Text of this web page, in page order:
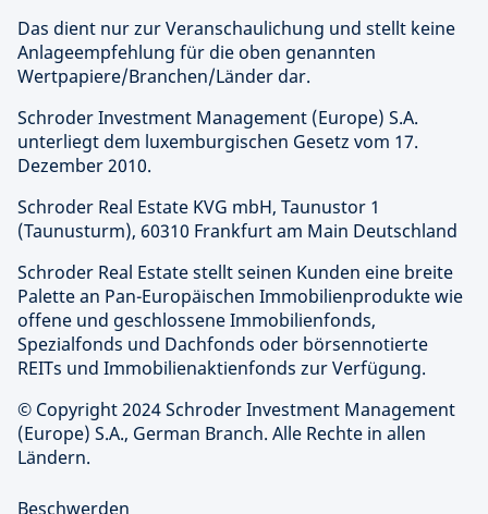
Das dient nur zur Veranschaulichung und stellt keine
Anlageempfehlung für die oben genannten
Wertpapiere/Branchen/Länder dar.
Schroder Investment Management (Europe) S.A.
unterliegt dem luxemburgischen Gesetz vom 17.
Dezember 2010.
Schroder Real Estate KVG mbH, Taunustor 1
(Taunusturm), 60310 Frankfurt am Main Deutschland
Schroder Real Estate stellt seinen Kunden eine breite
Palette an Pan-Europäischen Immobilienprodukte wie
offene und geschlossene Immobilienfonds,
Spezialfonds und Dachfonds oder börsennotierte
REITs und Immobilienaktienfonds zur Verfügung.
© Copyright 2024 Schroder Investment Management
(Europe) S.A., German Branch. Alle Rechte in allen
Ländern.
Beschwerden